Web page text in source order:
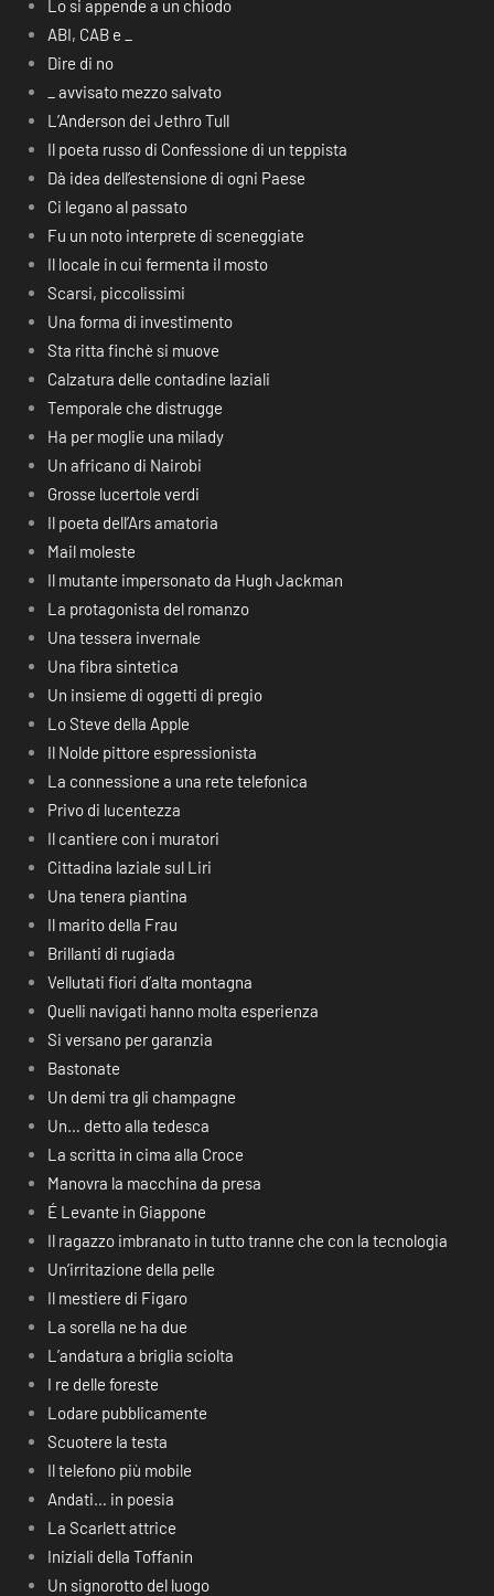
Lo si appende a un chiodo
ABI, CAB e _
Dire di no
_ avvisato mezzo salvato
L’Anderson dei Jethro Tull
Il poeta russo di Confessione di un teppista
Dà idea dell’estensione di ogni Paese
Ci legano al passato
Fu un noto interprete di sceneggiate
Il locale in cui fermenta il mosto
Scarsi, piccolissimi
Una forma di investimento
Sta ritta finchè si muove
Calzatura delle contadine laziali
Temporale che distrugge
Ha per moglie una milady
Un africano di Nairobi
Grosse lucertole verdi
Il poeta dell’Ars amatoria
Mail moleste
Il mutante impersonato da Hugh Jackman
La protagonista del romanzo
Una tessera invernale
Una fibra sintetica
Un insieme di oggetti di pregio
Lo Steve della Apple
Il Nolde pittore espressionista
La connessione a una rete telefonica
Privo di lucentezza
Il cantiere con i muratori
Cittadina laziale sul Liri
Una tenera piantina
Il marito della Frau
Brillanti di rugiada
Vellutati fiori d’alta montagna
Quelli navigati hanno molta esperienza
Si versano per garanzia
Bastonate
Un demi tra gli champagne
Un… detto alla tedesca
La scritta in cima alla Croce
Manovra la macchina da presa
É Levante in Giappone
Il ragazzo imbranato in tutto tranne che con la tecnologia
Un’irritazione della pelle
Il mestiere di Figaro
La sorella ne ha due
L’andatura a briglia sciolta
I re delle foreste
Lodare pubblicamente
Scuotere la testa
Il telefono più mobile
Andati… in poesia
La Scarlett attrice
Iniziali della Toffanin
Un signorotto del luogo